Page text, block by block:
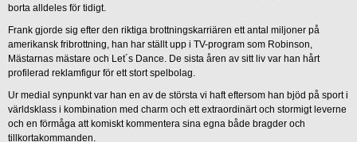
borta alldeles för tidigt.
Frank gjorde sig efter den riktiga brottningskarriären ett antal miljoner på
amerikansk fribrottning, han har ställt upp i TV-program som Robinson,
Mästarnas mästare och Let´s Dance. De sista åren av sitt liv var han hårt
profilerad reklamfigur för ett stort spelbolag.
Ur medial synpunkt var han en av de största vi haft eftersom han bjöd på sport i
världsklass i kombination med charm och ett extraordinärt och stormigt leverne
och en förmåga att komiskt kommentera sina egna både bragder och
tillkortakommanden.